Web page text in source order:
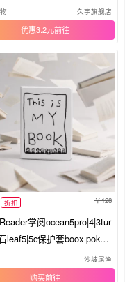
Leaf5/5C/5+墨水屏阅读
休眠双面夹
久宇旗舰店
优惠3.2元
折扣 128
掌阅ocean5pro|4|3tur
leaf5|5c保护套boox poke7|
壳磁吸分离超薄壳pro休眠
壳
沙坡尾渔
购买